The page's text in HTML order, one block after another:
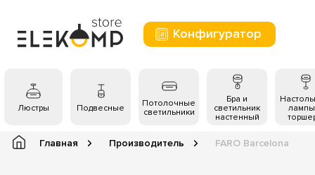
Конфигуратор
Люстры Подвесные
Потолочные
светильники
Бра и
светильник
настенный
Главная Производитель FARO Barcelona